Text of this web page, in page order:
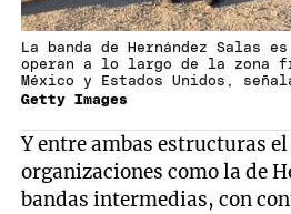
Getty Images
La banda de Hernández Salas
operan a lo largo de la zona
México y Estados Unidos,
Y entre ambas estructuras
organizaciones como la de
bandas intermedias, con